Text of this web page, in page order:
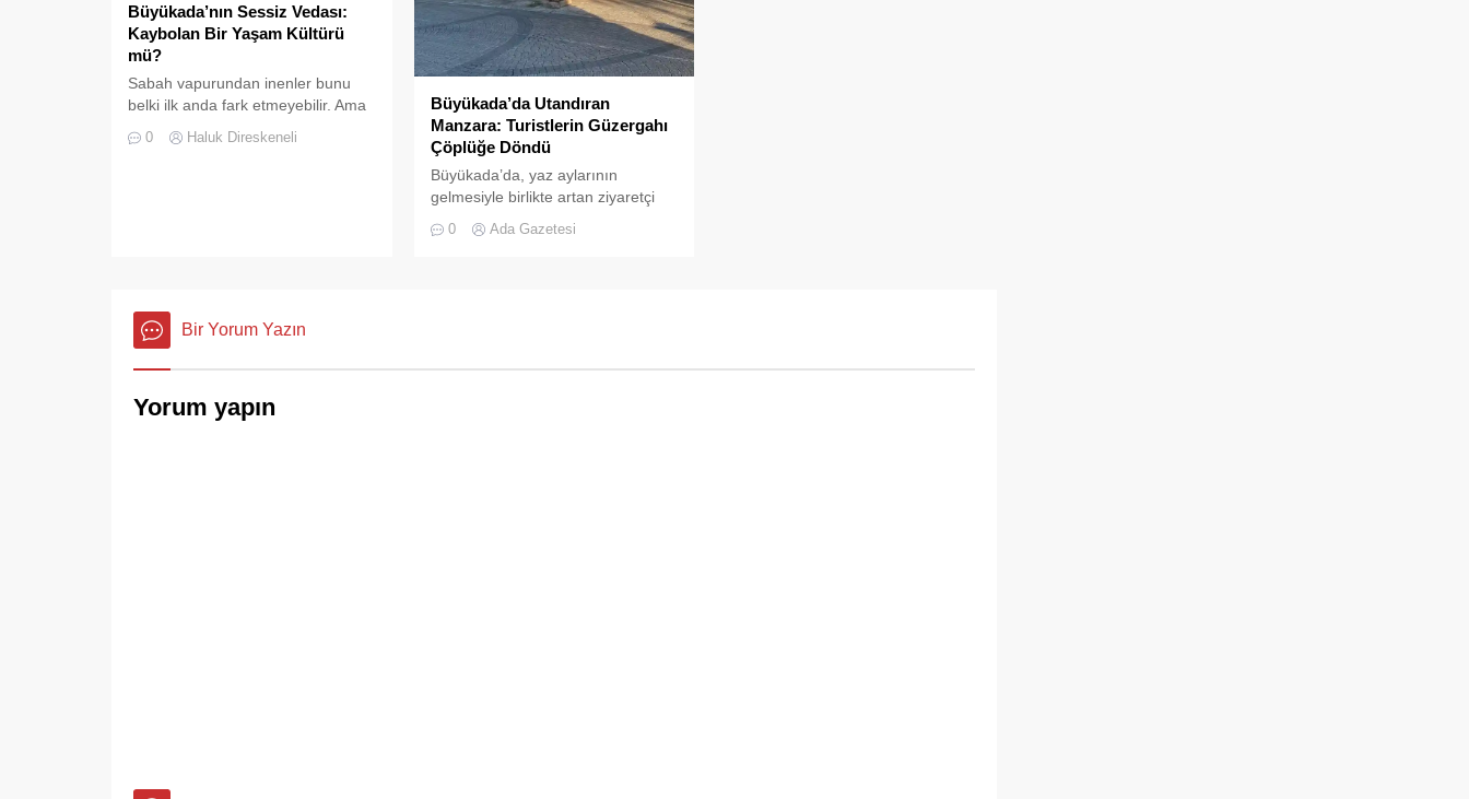
Büyükada’nın Sessiz Vedası:
Kaybolan Bir Yaşam Kültürü
mü?
Sabah vapurundan inenler bunu
belki ilk anda fark etmeyebilir. Ama
tanıyanlar bilir; adanın sesi ve
0 Haluk Direskeneli
Büyükada’da Utandıran
Manzara: Turistlerin Güzergahı
Çöplüğe Döndü
Büyükada’da, yaz aylarının
gelmesiyle birlikte artan ziyaretçi
yoğunluğu, temizlik ve çöp toplama
hizmetlerindeki aksaklıkları bir kez
0 Ada Gazetesi
Bir Yorum Yazın
Yorum yapın